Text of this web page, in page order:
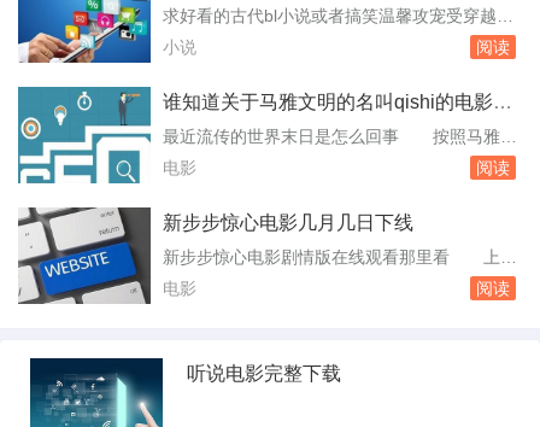
类别：都市都市生活，字数：788.49万已完本。
主角温煦从一个三流大学毕业后，在一家...
不BL不小白轻松文
求好看的古代bl小说或者搞笑温馨攻宠受穿越到
古代的BL小说打包 以下是一些符合您要求的
娇腹黑貌美攻VS正直可爱呆萌受，一本古代穿越
是类似小白文的，看到后来就明白了，前面作者
也埋了很多伏笔，小受其实很强大，而且不是...
小说 阅读
谁知道关于马雅文明的名叫qishi的电影谢
谢
最近流传的世界末日是怎么回事 按照马雅历
法是三一一三年，换算为西历便是二○一二年十
末日预言，但为何玛雅人所说的末日预言，会受
确，从玛雅人的历法得知，他们早已知道地球公
转时间，是三百六十五日又六小时又二十四分。
电影 阅读
新步步惊心电影几月几日下线
新步步惊心电影剧情版在线观看那里看 上映
日期：20150807中国大陆电影还没有上映，暂
新步步惊心网盘链接 很抱歉，我无法提供您
电影 阅读
听说电影完整下载